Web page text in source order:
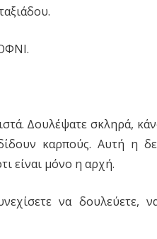
Δουλέψατε σκληρά,
καρπούς. Αυτή η
είναι μόνο η αρχή.
να δουλεύετε,